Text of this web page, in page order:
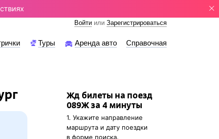
Войти или Зарегистрироваться
Туры Аренда авто Справочная
Жд билеты на поезд
089Ж за 4 минуты
1. Укажите направление
маршрута и дату поездки
в форме поиска.